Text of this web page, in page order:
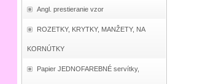
Angl. prestieranie vzor
ROZETKY, KRYTKY, MANŽETY, NA
KORNÚTKY
Papier JEDNOFAREBNÉ servítky,